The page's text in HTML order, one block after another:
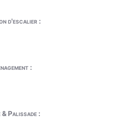
d'escalier :
:
& Palissade :